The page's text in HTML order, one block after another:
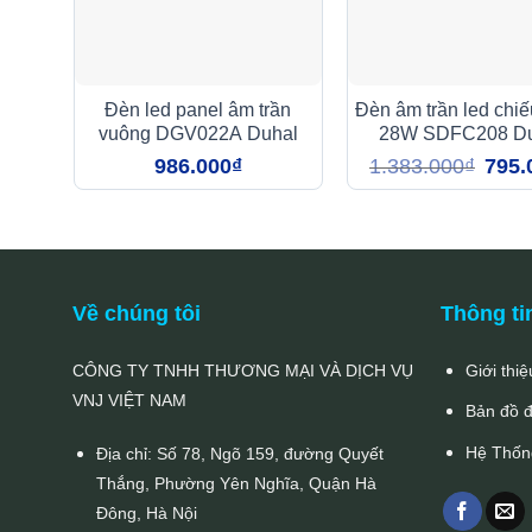
Đèn led panel âm trần
vuông DGV022A Duhal
986.000₫
Đèn âm trần led
28W SDFC208
(DFC208)
1.383.000₫ Giá
gốc
là:
Về chúng tôi
CÔNG TY TNHH THƯƠNG MẠI VÀ DỊCH VỤ
VNJ VIỆT NAM
Địa chỉ: Số 78, Ngõ 159, đường Quyết
Thắng, Phường Yên Nghĩa, Quận Hà
Đông, Hà Nội
Thông
Giới
Bản đồ
Hệ